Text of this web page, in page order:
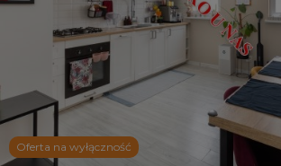
Oferta na wyłączność